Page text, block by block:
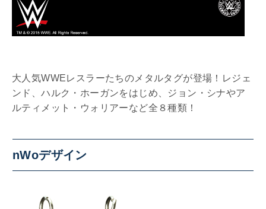
大人気WWEレスラーたちのメタルタグが登場！レジェ
ンド、ハルク・ホーガンをはじめ、ジョン・シナやア
ルティメット・ウォリアーなど全８種類！
nWoデザイン